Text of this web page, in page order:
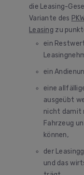
die Leasing-
Variante des
Leasing zu
ein
ein
eine
ausgeübt
nicht damit
Fahrzeug
können,
der
und das